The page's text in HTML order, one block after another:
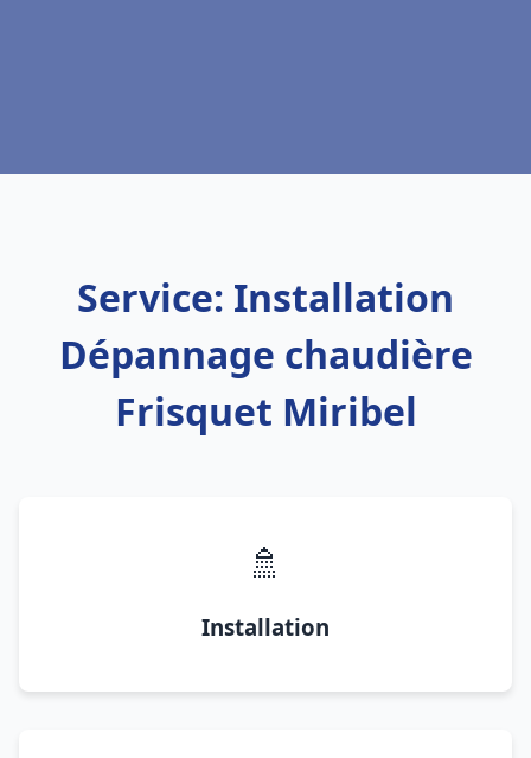
Service: Installation
Dépannage chaudière
Frisquet Miribel
🚿
Installation